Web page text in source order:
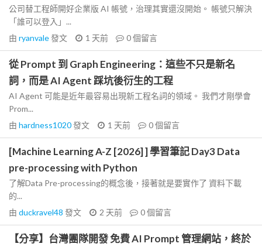
公司替工程師開好企業版 AI 帳號，治理其實還沒開始。 帳號只解決
「誰可以登入」...
由 ryanvale發文 1 天前 0個留言
從 Prompt 到 Graph Engineering：這些不只是新名
詞，而是 AI Agent 踩坑後衍生的工程
AI Agent 可能是近年最容易出現新工程名詞的領域。 我們才剛學會
Prom...
由 hardness1020發文 1 天前 0個留言
[Machine Learning A-Z [2026] ] 學習筆記 Day3 Data
pre-processing with Python
了解Data Pre-processing的概念後，接著就是要實作了 資料下載
的...
由 duckravel48 發文 2 天前 0個留言
【分享】台灣團隊開發 免費 AI Prompt 管理網站，終於